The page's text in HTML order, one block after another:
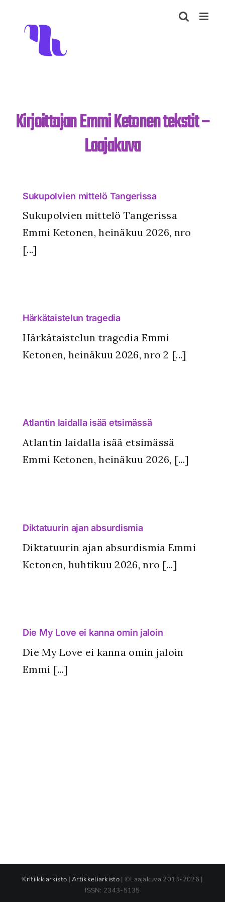
content
Kirjoittajan Emmi Ketonen tekstit –
Laajakuva
Sukupolvien mittelö Tangerissa
Sukupolvien mittelö Tangerissa
Emmi Ketonen, heinäkuu 2026, nro
[...]
Härkätaistelun tragedia
Härkätaistelun tragedia Emmi
Ketonen, heinäkuu 2026, nro 2 [...]
Atlantin laidalla isää etsimässä
Atlantin laidalla isää etsimässä
Emmi Ketonen, heinäkuu 2026, [...]
Diktatuurin ajan absurdismia
Diktatuurin ajan absurdismia Emmi
Ketonen, huhtikuu 2026, nro [...]
Die My Love ei kanna omin jaloin
Die My Love ei kanna omin jaloin
Emmi [...]
Kritiikkiarkisto |Artikkeliarkisto | ©Laajakuva 2013-2026 |
ISSN: 2343-5135